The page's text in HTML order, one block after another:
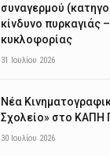
συναγερμού
κίνδυνο πυρκαγιάς
κυκλοφορίας
31 Ιουλίου 2026
Νέα
Σχολείο» στο ΚΑΠΗ
30 Ιουλίου 2026